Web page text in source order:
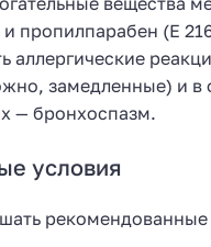
и пропилпарабен (Е
аллергические
замедленные) и в
— бронхоспазм.
условия